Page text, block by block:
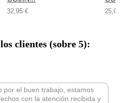
32,95 € 25,00
clientes (sobre 5):
por el buen trabajo, estamos
con la atención recibida y